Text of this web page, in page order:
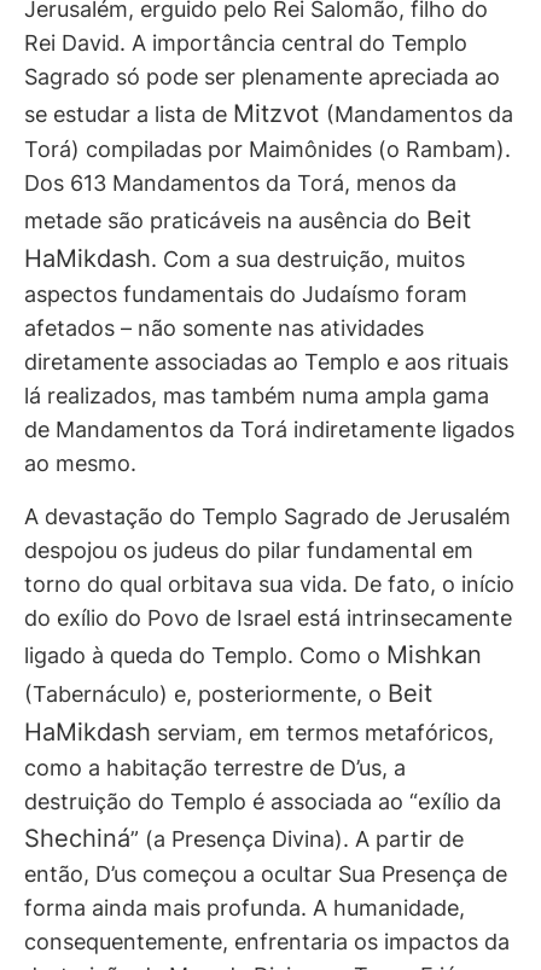
Jerusalém, erguido pelo Rei Salomão, filho do
Rei David. A importância central do Templo
Sagrado só pode ser plenamente apreciada ao
se estudar a lista de Mitzvot (Mandamentos da
Torá) compiladas por Maimônides (o Rambam).
Dos 613 Mandamentos da Torá, menos da
metade são praticáveis na ausência do Beit
HaMikdash. Com a sua destruição, muitos
aspectos fundamentais do Judaísmo foram
afetados – não somente nas atividades
diretamente associadas ao Templo e aos rituais
lá realizados, mas também numa ampla gama
de Mandamentos da Torá indiretamente ligados
ao mesmo.
A devastação do Templo Sagrado de Jerusalém
despojou os judeus do pilar fundamental em
torno do qual orbitava sua vida. De fato, o início
do exílio do Povo de Israel está intrinsecamente
ligado à queda do Templo. Como o Mishkan
(Tabernáculo) e, posteriormente, o Beit
HaMikdash serviam, em termos metafóricos,
como a habitação terrestre de D’us, a
destruição do Templo é associada ao “exílio da
Shechiná” (a Presença Divina). A partir de
então, D’us começou a ocultar Sua Presença de
forma ainda mais profunda. A humanidade,
consequentemente, enfrentaria os impactos da